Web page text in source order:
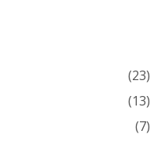
(23)
(13)
(7)